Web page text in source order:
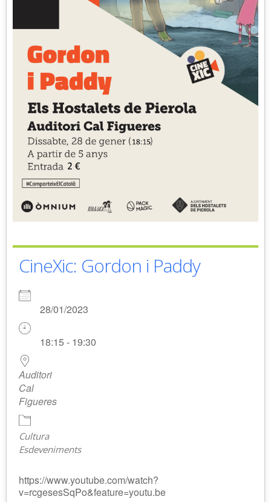
CineXic: Gordon i Paddy
28/01/2023
18:15 - 19:30
Auditori
Cal
Figueres
Cultura
Esdeveniments
https://www.youtube.com/watch?
v=rcgesesSqPo&feature=youtu.be